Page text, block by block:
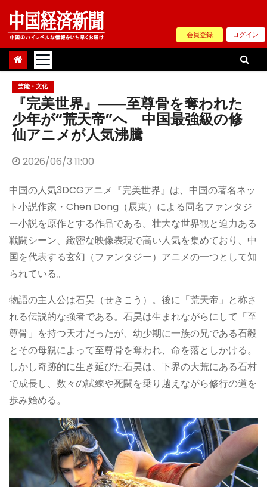
Skip
content
会員登録 ログイン
芸能・文化
『完美世界』――至尊骨を奪われた
少年が“荒天帝”へ 中国最強級の修
仙アニメが人気沸騰
2026/06/3 11:00
中国の人気3DCGアニメ『完美世界』は、中国の著名ネッ
ト小説作家・Chen Dong（辰東）による同名ファンタジ
ー小説を原作とする作品である。壮大な世界観と迫力ある
戦闘シーン、緻密な映像表現で高い人気を集めており、中
国を代表する玄幻（ファンタジー）アニメの一つとして知
られている。
物語の主人公は石昊（せきこう）。後に「荒天帝」と称さ
れる伝説的な強者である。石昊は生まれながらにして「至
尊骨」を持つ天才だったが、幼少期に一族の兄である石毅
とその母親によって至尊骨を奪われ、命を落としかける。
しかし奇跡的に生き延びた石昊は、下界の大荒にある石村
で成長し、数々の試練や死闘を乗り越えながら修行の道を
歩み始める。